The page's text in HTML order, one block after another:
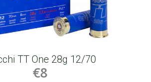
TT One 28g 12/70
€8